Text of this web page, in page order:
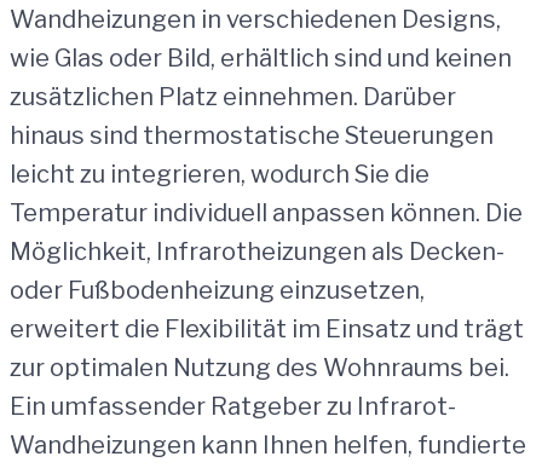
Wandheizungen in verschiedenen Designs,
wie Glas oder Bild, erhältlich sind und keinen
zusätzlichen Platz einnehmen. Darüber
hinaus sind thermostatische Steuerungen
leicht zu integrieren, wodurch Sie die
Temperatur individuell anpassen können. Die
Möglichkeit, Infrarotheizungen als Decken-
oder Fußbodenheizung einzusetzen,
erweitert die Flexibilität im Einsatz und trägt
zur optimalen Nutzung des Wohnraums bei.
Ein umfassender Ratgeber zu Infrarot-
Wandheizungen kann Ihnen helfen, fundierte